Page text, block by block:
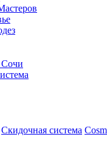
Сочи
Скидочная система